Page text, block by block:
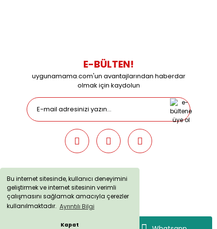
Bu internet sitesinde, kullanıcı deneyimini
geliştirmek ve internet sitesinin verimli
çalışmasını sağlamak amacıyla çerezler
kullanılmaktadır. Ayrıntılı Bilgi
Kapat
E-BÜLTEN!
uygunamama.com'un avantajlarından haberdar
olmak için kaydolun
uygunamama.com © 2019 - Tüm Hakları Saklıdır. Kredi kartı
bilgileriniz 256bit SSL sertifikası ile korunmaktadır.